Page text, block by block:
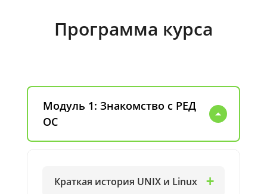
Программа курса
Модуль 1: Знакомство с РЕД
ОС
Краткая история UNIX и Linux